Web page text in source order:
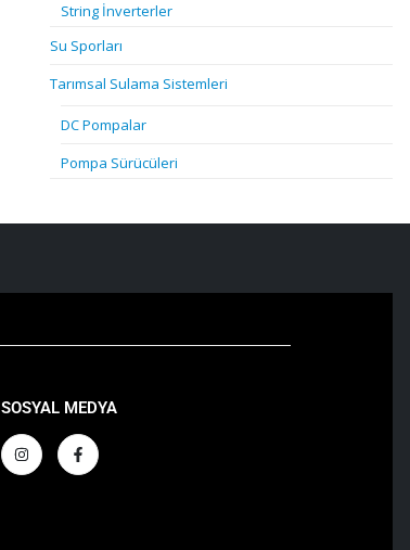
String İnverterler
Su Sporları
Tarımsal Sulama Sistemleri
DC Pompalar
Pompa Sürücüleri
SOSYAL MEDYA